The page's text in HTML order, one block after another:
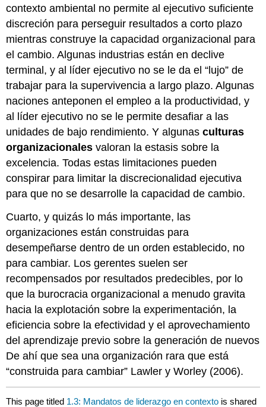
contexto ambiental no permite al ejecutivo suficiente
discreción para perseguir resultados a corto plazo
mientras construye la capacidad organizacional para
el cambio. Algunas industrias están en declive
terminal, y al líder ejecutivo no se le da el “lujo” de
trabajar para la supervivencia a largo plazo. Algunas
naciones anteponen el empleo a la productividad, y
al líder ejecutivo no se le permite desafiar a las
unidades de bajo rendimiento. Y algunasculturas
organizacionales valoran la estasis sobre la
excelencia. Todas estas limitaciones pueden
conspirar para limitar la discrecionalidad ejecutiva
para que no se desarrolle la capacidad de cambio.
Cuarto, y quizás lo más importante, las
organizaciones están construidas para
desempeñarse dentro de un orden establecido, no
para cambiar. Los gerentes suelen ser
recompensados por resultados predecibles, por lo
que la burocracia organizacional a menudo gravita
hacia la explotación sobre la experimentación, la
eficiencia sobre la efectividad y el aprovechamiento
del aprendizaje previo sobre la generación de nuevos
De ahí que sea una organización rara que está
“construida para cambiar” Lawler y Worley (2006).
This page titled 1.3: Mandatos de liderazgo en contexto is shared